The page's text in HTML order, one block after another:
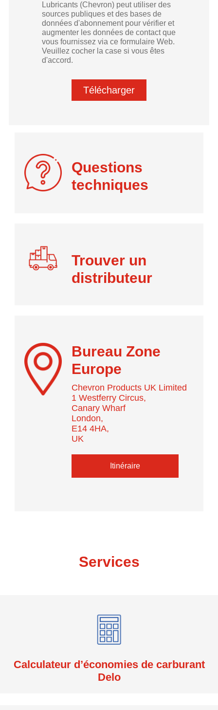
Lubricants (Chevron) peut utiliser des
sources publiques et des bases de
données d'abonnement pour vérifier et
augmenter les données de contact que
vous fournissez via ce formulaire Web.
Veuillez cocher la case si vous êtes
d'accord.
Télécharger
Questions
techniques
Trouver un
distributeur
Bureau Zone
Europe
Chevron Products UK Limited
1 Westferry Circus,
Canary Wharf
London,
E14 4HA,
UK
Itinéraire
Services
Calculateur d’économies de carburant
Delo